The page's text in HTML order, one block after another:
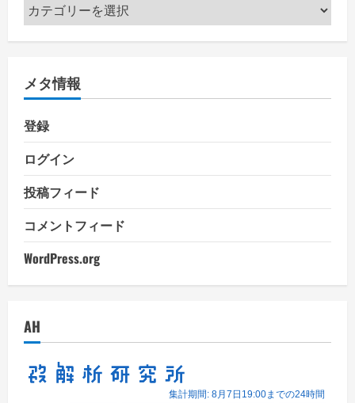
カ
テ
ー
メタ情報
登録
ログイン
投稿フィード
コメントフィード
WordPress.org
AH